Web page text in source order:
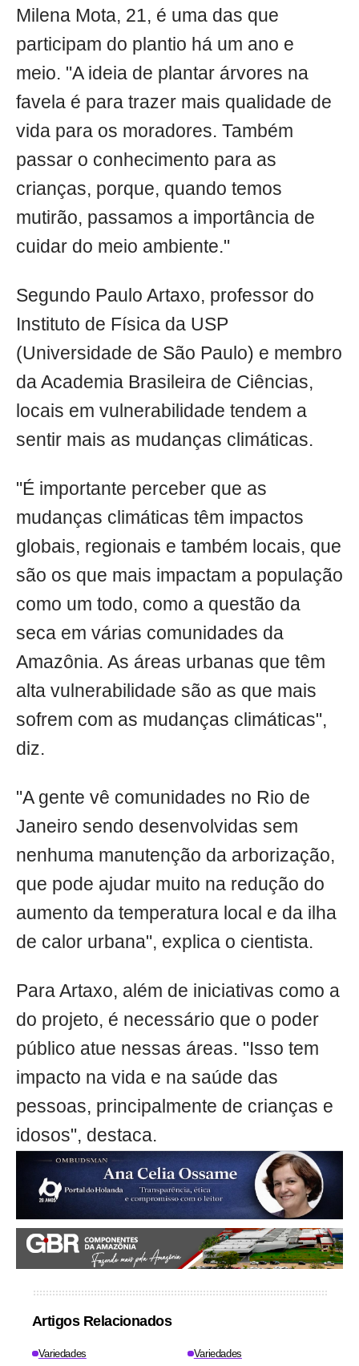
Milena Mota, 21, é uma das que
participam do plantio há um ano e
meio. "A ideia de plantar árvores na
favela é para trazer mais qualidade de
vida para os moradores. Também
passar o conhecimento para as
crianças, porque, quando temos
mutirão, passamos a importância de
cuidar do meio ambiente."
Segundo Paulo Artaxo, professor do
Instituto de Física da USP
(Universidade de São Paulo) e membro
da Academia Brasileira de Ciências,
locais em vulnerabilidade tendem a
sentir mais as mudanças climáticas.
"É importante perceber que as
mudanças climáticas têm impactos
globais, regionais e também locais, que
são os que mais impactam a população
como um todo, como a questão da
seca em várias comunidades da
Amazônia. As áreas urbanas que têm
alta vulnerabilidade são as que mais
sofrem com as mudanças climáticas",
diz.
"A gente vê comunidades no Rio de
Janeiro sendo desenvolvidas sem
nenhuma manutenção da arborização,
que pode ajudar muito na redução do
aumento da temperatura local e da ilha
de calor urbana", explica o cientista.
Para Artaxo, além de iniciativas como a
do projeto, é necessário que o poder
público atue nessas áreas. "Isso tem
impacto na vida e na saúde das
pessoas, principalmente de crianças e
idosos", destaca.
Artigos Relacionados
Variedades Variedades